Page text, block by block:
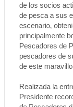
de los socios
de pesca a sus
escenario,
principalmente
Pescadores de
pescadores de
de este
Realizada la
Presidente